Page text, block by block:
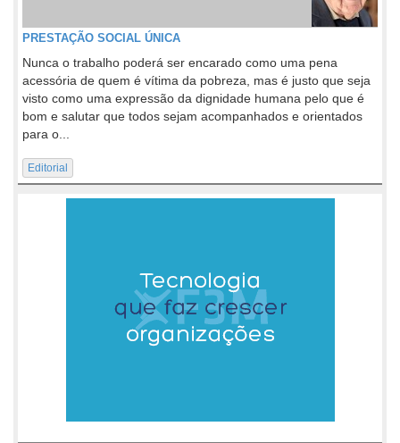
PRESTAÇÃO SOCIAL ÚNICA
Nunca o trabalho poderá ser encarado como uma pena
acessória de quem é vítima da pobreza, mas é justo que seja
visto como uma expressão da dignidade humana pelo que é
bom e salutar que todos sejam acompanhados e orientados
para o...
Editorial